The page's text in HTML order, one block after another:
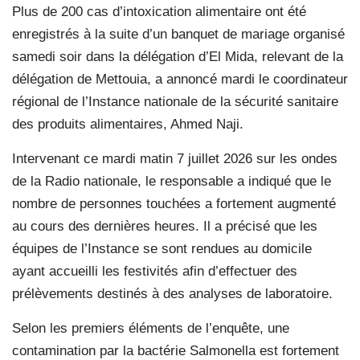
Plus de 200 cas d’intoxication alimentaire ont été
enregistrés à la suite d’un banquet de mariage organisé
samedi soir dans la délégation d’El Mida, relevant de la
délégation de Mettouia, a annoncé mardi le coordinateur
régional de l’Instance nationale de la sécurité sanitaire
des produits alimentaires, Ahmed Naji.
Intervenant ce mardi matin 7 juillet 2026 sur les ondes
de la Radio nationale, le responsable a indiqué que le
nombre de personnes touchées a fortement augmenté
au cours des dernières heures. Il a précisé que les
équipes de l’Instance se sont rendues au domicile
ayant accueilli les festivités afin d’effectuer des
prélèvements destinés à des analyses de laboratoire.
Selon les premiers éléments de l’enquête, une
contamination par la bactérie Salmonella est fortement